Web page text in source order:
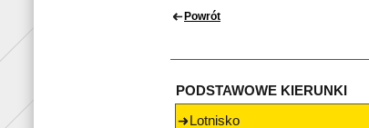
Powrót
PODSTAWOWE KIERUNKI
Lotnisko